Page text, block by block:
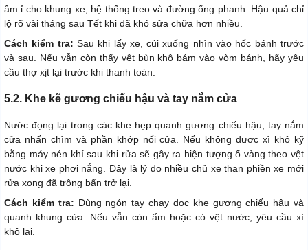
âm ỉ cho khung xe, hệ thống treo và đường ống phanh. Hậu quả chỉ
lộ rõ vài tháng sau Tết khi đã khó sửa chữa hơn nhiều.
Cách kiểm tra: Sau khi lấy xe, cúi xuống nhìn vào hốc bánh trước
và sau. Nếu vẫn còn thấy vệt bùn khô bám vào vòm bánh, hãy yêu
cầu thợ xịt lại trước khi thanh toán.
5.2. Khe kẽ gương chiếu hậu và tay nắm cửa
Nước đọng lại trong các khe hẹp quanh gương chiếu hậu, tay nắm
cửa nhấn chìm và phần khớp nối cửa. Nếu không được xì khô kỹ
bằng máy nén khí sau khi rửa sẽ gây ra hiện tượng ố vàng theo vệt
nước khi xe phơi nắng. Đây là lý do nhiều chủ xe than phiền xe mới
rửa xong đã trông bẩn trở lại.
Cách kiểm tra: Dùng ngón tay chạy dọc khe gương chiếu hậu và
quanh khung cửa. Nếu vẫn còn ẩm hoặc có vệt nước, yêu cầu xì
khô lại.